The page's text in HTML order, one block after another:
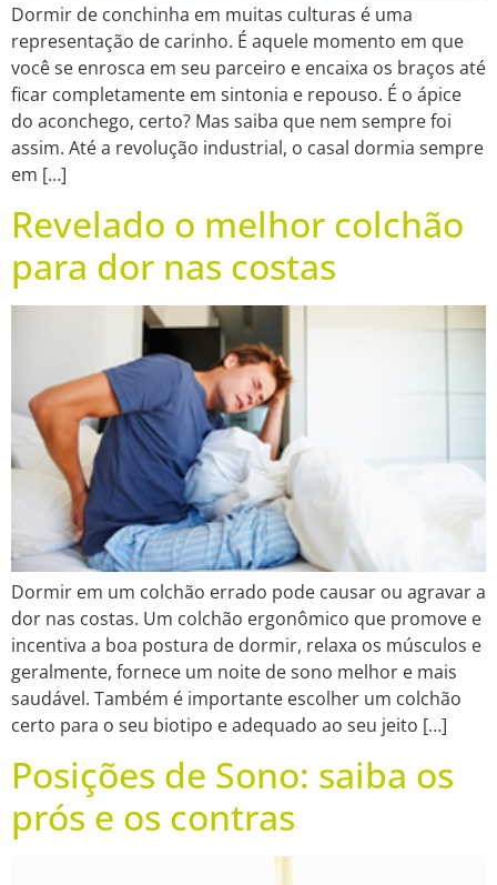
Dormir de conchinha em muitas culturas é uma
representação de carinho. É aquele momento em que
você se enrosca em seu parceiro e encaixa os braços até
ficar completamente em sintonia e repouso. É o ápice
do aconchego, certo? Mas saiba que nem sempre foi
assim. Até a revolução industrial, o casal dormia sempre
em […]
Revelado o melhor colchão
para dor nas costas
Dormir em um colchão errado pode causar ou agravar a
dor nas costas. Um colchão ergonômico que promove e
incentiva a boa postura de dormir, relaxa os músculos e
geralmente, fornece um noite de sono melhor e mais
saudável. Também é importante escolher um colchão
certo para o seu biotipo e adequado ao seu jeito […]
Posições de Sono: saiba os
prós e os contras